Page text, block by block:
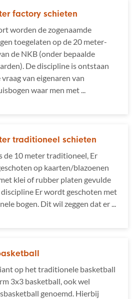
factory schieten
worden de zogenaamde
toegelaten op de 20 meter-
de NKB (onder bepaalde
De discipline is ontstaan
van eigenaren van
waar men met ...
traditioneel schieten
de 10 meter traditioneel, Er
op kaarten/blazoenen
klei of rubber platen gevulde
discipline Er wordt geschoten met
bogen. Dit wil zeggen dat er ...
op het traditionele basketball
3x3 basketball, ook wel
genoemd. Hierbij